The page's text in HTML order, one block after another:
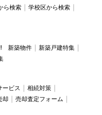
ら検索
学校区から検索
新築物件
新築戸建特集
ービス
相続対策
却
売却査定フォーム